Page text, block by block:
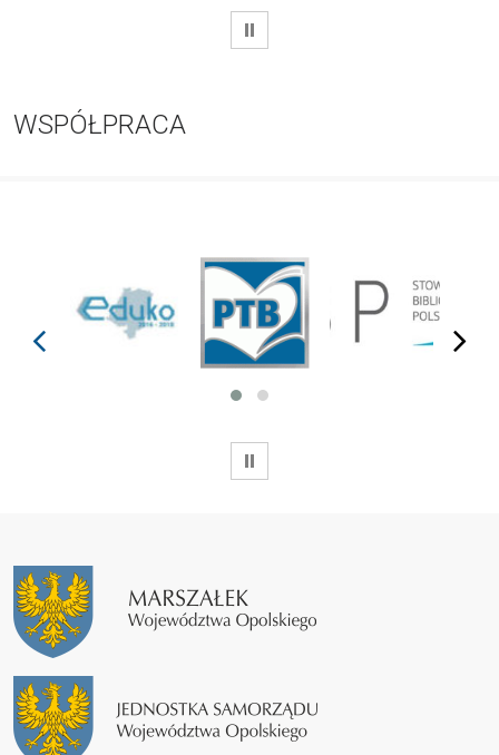
WSTRZYMAJ
WSPÓŁPRACA
prev next
WSTRZYMAJ